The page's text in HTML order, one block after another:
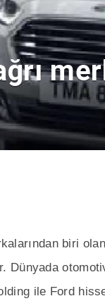
biri
Dünyada
ile Ford